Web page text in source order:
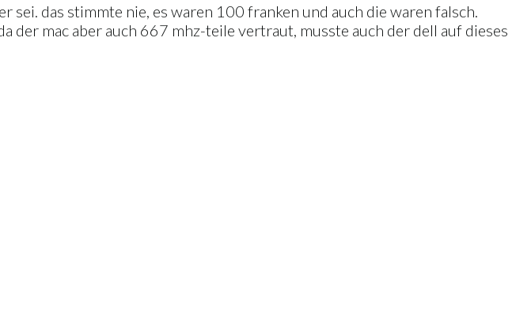
das stimmte nie, es waren 100 franken und auch die waren falsch.
mac aber auch 667 mhz-teile vertraut, musste auch der dell auf dieses